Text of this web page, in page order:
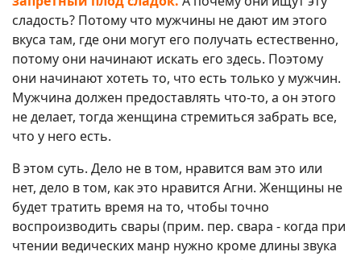
сладость? Потому что мужчины не дают им этого
вкуса там, где они могут его получать естественно,
потому они начинают искать его здесь. Поэтому
они начинают хотеть то, что есть только у мужчин.
Мужчина должен предоставлять что-то, а он этого
не делает, тогда женщина стремиться забрать все,
что у него есть.
В этом суть. Дело не в том, нравится вам это или
нет, дело в том, как это нравится Агни. Женщины не
будет тратить время на то, чтобы точно
воспроизводить свары (прим. пер. свара - когда при
чтении ведических манр нужно кроме длины звука